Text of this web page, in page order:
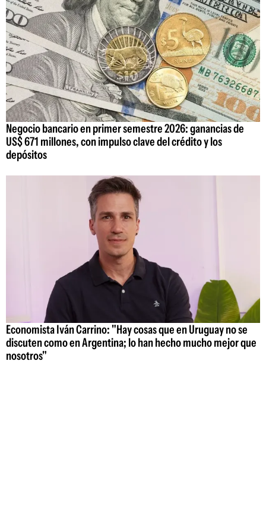
Negocio bancario en primer semestre 2026: ganancias de
US$ 671 millones, con impulso clave del crédito y los
depósitos
Economista Iván Carrino: "Hay cosas que en Uruguay no se
discuten como en Argentina; lo han hecho mucho mejor que
nosotros"